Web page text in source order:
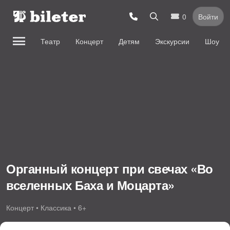
0 Войти
Театр Концерт Детям Экскурсии Шоу
Органный концерт при свечах «Во
вселенных Баха и Моцарта»
Концерт • Классика • 6+